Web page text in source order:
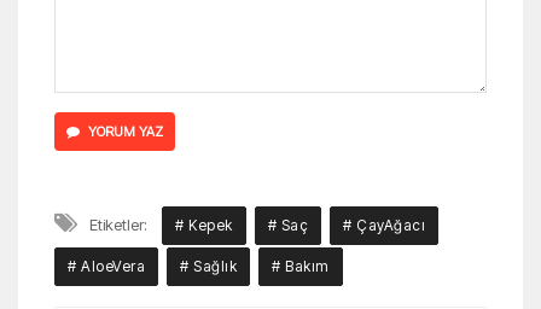
YORUM YAZ
Etiketler: # Kepek # Saç # ÇayAğacı
# AloeVera # Sağlık # Bakım